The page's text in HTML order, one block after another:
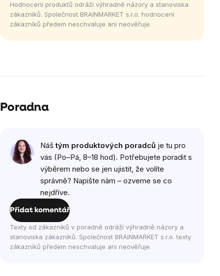
Hodnocení produktů odráží výhradně názory a stanoviska
zákazníků. Společnost BRAINMARKET s.r.o. hodnocení
zákazníků předem neschvaluje ani neověřuje.
Poradna
Náštým produktových poradců je tu pro
vás (Po–Pá, 8–18 hod). Potřebujete poradit s
výběrem nebo se jen ujistit, že volíte
správně? Napište nám – ozveme se co
nejdříve.
Přidat komentář
Texty od zákazníků v poradně odráží výhradně názory a
stanoviska zákazníků. Společnost BRAINMARKET s.r.o. texty
zákazníků předem neschvaluje ani neověřuje.